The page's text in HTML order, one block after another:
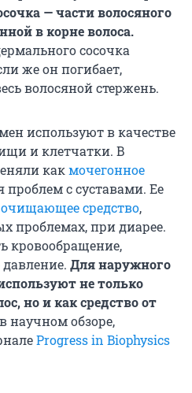
— части волосяного
в корне волоса.
сосочка
же он погибает,
волосяной стержень.
используют в качестве
и клетчатки. В
какмочегонное
проблем с суставами. Ее
очищающее средство,
проблемах, при диарее.
кровообращение,
Для наружного
не только
но и как средство от
научном обзоре,
Progress in Biophysics